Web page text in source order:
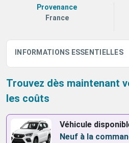
Provenance
France
INFORMATIONS ESSENTIELLES
Trouvez dès maintenant
les coûts
Véhicule
Neuf à la